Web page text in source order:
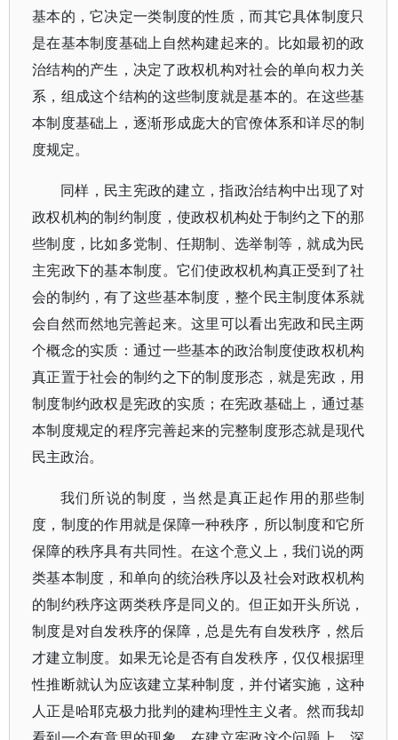
基本的，它决定一类制度的性质，而其它具体制度只
是在基本制度基础上自然构建起来的。比如最初的政
治结构的产生，决定了政权机构对社会的单向权力关
系，组成这个结构的这些制度就是基本的。在这些基
本制度基础上，逐渐形成庞大的官僚体系和详尽的制
度规定。
同样，民主宪政的建立，指政治结构中出现了对
政权机构的制约制度，使政权机构处于制约之下的那
些制度，比如多党制、任期制、选举制等，就成为民
主宪政下的基本制度。它们使政权机构真正受到了社
会的制约，有了这些基本制度，整个民主制度体系就
会自然而然地完善起来。这里可以看出宪政和民主两
个概念的实质：通过一些基本的政治制度使政权机构
真正置于社会的制约之下的制度形态，就是宪政，用
制度制约政权是宪政的实质；在宪政基础上，通过基
本制度规定的程序完善起来的完整制度形态就是现代
民主政治。
我们所说的制度，当然是真正起作用的那些制
度，制度的作用就是保障一种秩序，所以制度和它所
保障的秩序具有共同性。在这个意义上，我们说的两
类基本制度，和单向的统治秩序以及社会对政权机构
的制约秩序这两类秩序是同义的。但正如开头所说，
制度是对自发秩序的保障，总是先有自发秩序，然后
才建立制度。如果无论是否有自发秩序，仅仅根据理
性推断就认为应该建立某种制度，并付诸实施，这种
人正是哈耶克极力批判的建构理性主义者。然而我却